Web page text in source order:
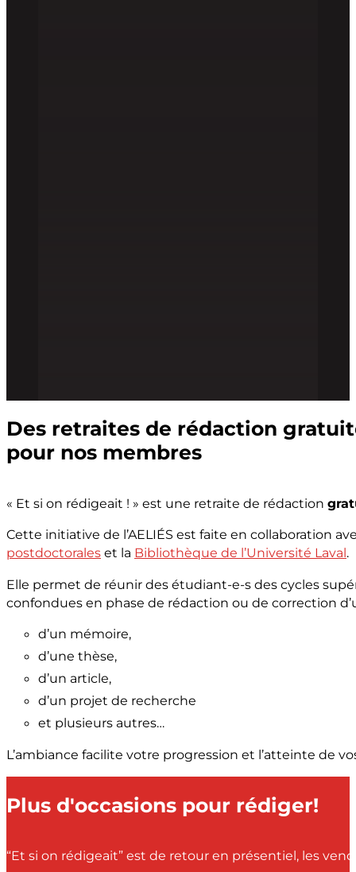
Des retraites de rédaction
pour nos membres
« Et si on rédigeait ! » est une retraite de rédaction
Cette initiative de l’AELIÉS est faite en collaboration
postdoctorales et la Bibliothèque de l’Université Laval.
Elle permet de réunir des étudiant-e-s des cycles
confondues en phase de rédaction ou de correction
d’un mémoire,
d’une thèse,
d’un article,
d’un projet de recherche
et plusieurs autres…
L’ambiance facilite votre progression et l’atteinte de
Plus d'occasions pour rédiger!
“Et si on rédigeait” est de retour en présentiel, les